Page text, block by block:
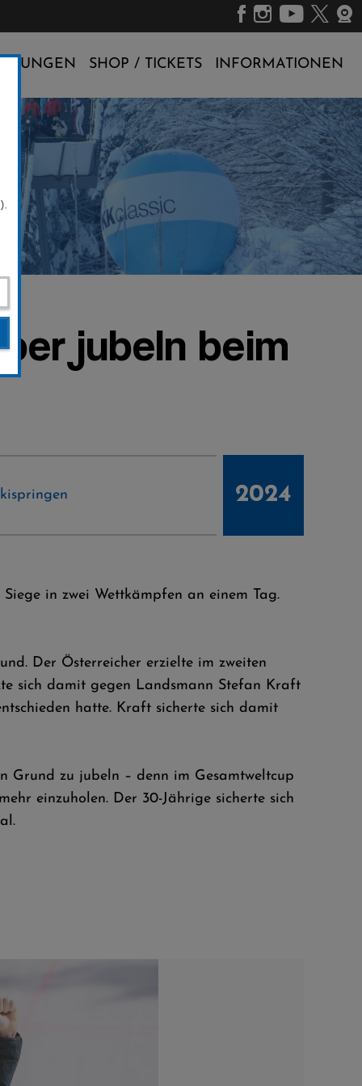
SHOP / TICKETS INFORMATIONEN
jubeln beim
2024
in zwei Wettkämpfen an einem Tag.
Der Österreicher erzielte im zweiten
sich damit gegen Landsmann Stefan Kraft
hatte. Kraft sicherte sich damit
Grund zu jubeln – denn im Gesamtweltcup
einzuholen. Der 30-Jährige sicherte sich